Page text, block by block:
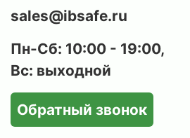
серии Чирок полностью
требованиям ст.59
правительства РФ № 814
мерах по регулированию
служебного оружия и
территории РФ» и
РФ №288 от 12.05.1999
sales@ibsafe.ru
Пн-Сб: 10:00 - 19:00,
Вс: выходной
Обратный звонок